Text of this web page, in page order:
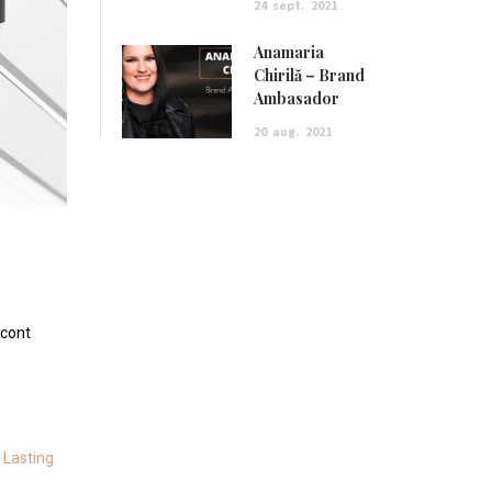
Lasting
24 sept. 2021
Anamaria
Chirilă – Brand
Ambasador
20 aug. 2021